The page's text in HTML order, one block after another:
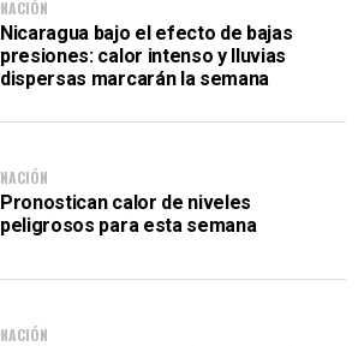
NACIÓN
Nicaragua bajo el efecto de bajas
presiones: calor intenso y lluvias
dispersas marcarán la semana
NACIÓN
Pronostican calor de niveles
peligrosos para esta semana
NACIÓN